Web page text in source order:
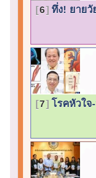
6 ทึ่ง! ยายวั
7 โรคหัวใจ